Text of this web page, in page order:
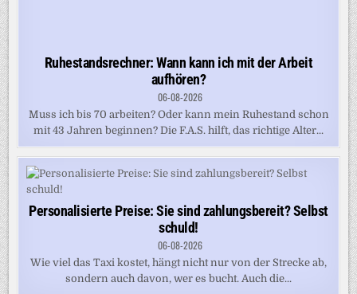
Ruhestandsrechner: Wann kann ich mit der Arbeit
aufhören?
06-08-2026
Muss ich bis 70 arbeiten? Oder kann mein Ruhestand schon
mit 43 Jahren beginnen? Die F.A.S. hilft, das richtige Alter...
Personalisierte Preise: Sie sind zahlungsbereit? Selbst
schuld!
06-08-2026
Wie viel das Taxi kostet, hängt nicht nur von der Strecke ab,
sondern auch davon, wer es bucht. Auch die...